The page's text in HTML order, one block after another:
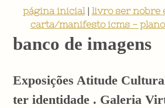
página inicial| livro ser nobre
carta/manifesto icms -
banco de imagens
Exposições Atitude
ter identidade . Galeria